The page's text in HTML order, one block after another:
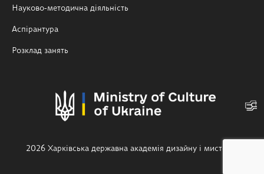
Науково-методична діяльність
Аспірантура
Розклад занять
2026 Харківська державна академія дизайну і мистецтв